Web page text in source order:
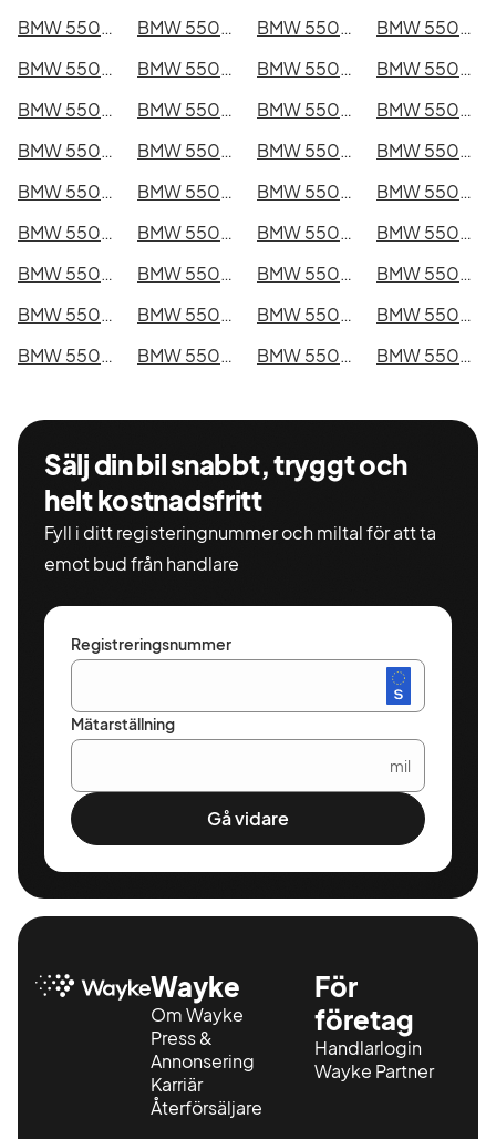
BMW 550e xDrive Touring i Malmö
BMW 550e xDrive Touring i Örebro BMW 550e xDrive Touring i Norrköping
BMW 550e xDrive Touring i Linköping
BMW 550e xDrive Touring i Uppsala
BMW 550e xDrive Touring i Västerås BMW 550e xDrive Touring i Halmstad
BMW 550e xDrive Touring i Växjö
BMW 550e xDrive Touring i Eskilstuna
BMW 550e xDrive Touring i Kalmar BMW 550e xDrive Touring i Karlskrona
BMW 550e xDrive Touring i Karlstad
BMW 550e xDrive Touring i Kristianstad
BMW 550e xDrive Touring i Sundsvall BMW 550e xDrive Touring i Umeå
BMW 550e xDrive Touring i Varberg
BMW 550e xDrive Touring i Borås
BMW 550e xDrive Touring i Falkenberg BMW 550e xDrive Touring i Gävle
BMW 550e xDrive Touring i Luleå
BMW 550e xDrive Touring i Lund
BMW 550e xDrive Touring i Mönsterås BMW 550e xDrive Touring i Uddevalla
BMW 550e xDrive Touring i Västervik
BMW 550e xDrive Touring i Ystad
BMW 550e xDrive Touring i Östersund BMW 550e xDrive Touring i Borlänge
BMW 550e xDrive Touring i Kiruna
BMW 550e xDrive Touring i Nyköping
BMW 550e xDrive Touring i Oskarshamn BMW 550e xDrive Touring i Sigtuna
BMW 550e xDrive Touring i Skellefteå
BMW 550e xDrive Touring i Skövde
BMW 550e xDrive Touring i Trollhättan BMW 550e xDrive Touring i Alingsås BMW 550e xDrive Touring i Båstad
Sälj din bil snabbt, tryggt och
helt kostnadsfritt
Fyll i ditt registeringnummer och miltal för att ta
emot bud från handlare
Registreringsnummer
Mätarställning
mil
Gå vidare
Wayke
Om Wayke
Press &
Annonsering
Karriär
Återförsäljare
För
företag
Handlarlogin
Wayke Partner